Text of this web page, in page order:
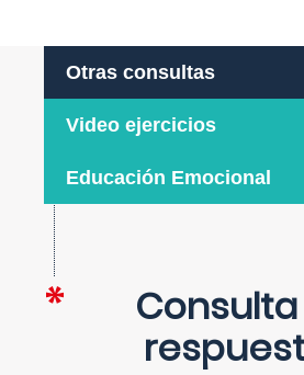
Otras consultas
Video ejercicios
Educación Emocional